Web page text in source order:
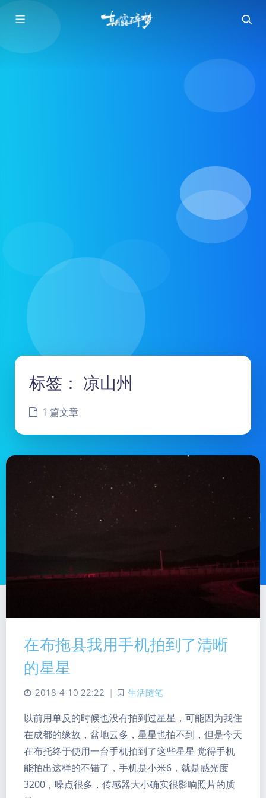
暗黑模式
浅阴影 深阴影
关闭 日落 暗化 灰度
标签： 凉山州
1 篇文章
在布拖县我用手机拍到了清晰
的星星
2018-4-10 22:22 | 生活随笔
以前用单反的时候也没有拍到过星星，可能因为我住
在成都的缘故，盆地云多，星星也拍不到，但是今天
在布托终于使用一台手机拍到了这些星星 觉得手机
能拍出这样的不错了，手机是小米6，就是感光度
3200，噪点很多，传感器大小确实很影响照片的质